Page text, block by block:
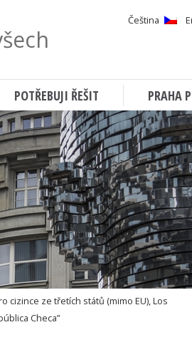
Čeština
POTŘEBUJI ŘEŠIT PRAHA
cizince ze třetích států (mimo EU), Los
Checa”